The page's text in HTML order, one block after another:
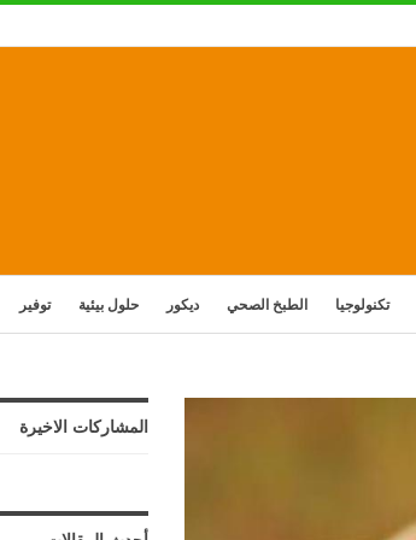
تكنولوجيا الطبخ الصحي ديكور حلول بيئية توفير
المشاركات الاخيرة